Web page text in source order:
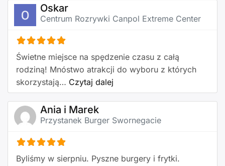
Oskar
Centrum Rozrywki Canpol Extreme Center
Świetne miejsce na spędzenie czasu z całą
rodziną! Mnóstwo atrakcji do wyboru z których
skorzystają… Czytaj dalej
Ania i Marek
Przystanek Burger Swornegacie
Byliśmy w sierpniu. Pyszne burgery i frytki.